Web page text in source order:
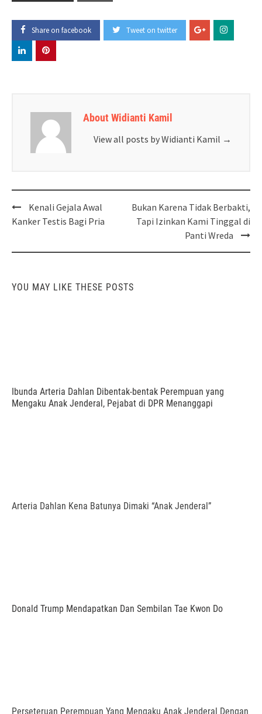
Share on facebook Tweet on twitter
About Widianti Kamil
View all posts by Widianti Kamil →
Post
navigation
Kenali Gejala Awal
Kanker Testis Bagi Pria
Bukan Karena Tidak Berbakti,
Tapi Izinkan Kami Tinggal di
Panti Wreda
YOU MAY LIKE THESE POSTS
Ibunda Arteria Dahlan Dibentak-bentak Perempuan yang
Mengaku Anak Jenderal, Pejabat di DPR Menanggapi
Arteria Dahlan Kena Batunya Dimaki “Anak Jenderal”
Donald Trump Mendapatkan Dan Sembilan Tae Kwon Do
Perseteruan Perempuan Yang Mengaku Anak Jenderal Dengan